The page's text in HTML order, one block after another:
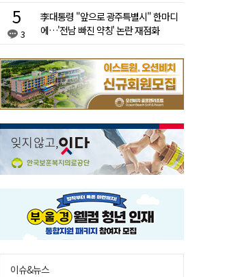
3
李대통령 "앞으로 광주특별시" 한마디
에…'전남 빠진 약칭' 논란 재점화
이슈&뉴스